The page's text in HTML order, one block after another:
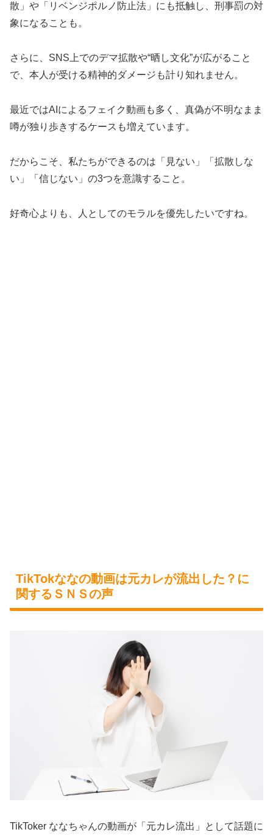
散」や「リベンジポルノ防止法」にも抵触し、刑事罰の対
象になることも。
さらに、SNS上でのデマ拡散や“晒し文化”が広がること
で、本人が受ける精神的ダメージも計り知れません。
最近ではAIによるフェイク動画も多く、真偽が不明なまま
噂が独り歩きするケースも増えています。
だからこそ、私たちができるのは「見ない」「拡散しな
い」「信じない」の3つを意識すること。
好奇心よりも、人としてのモラルを優先したいですね。
TikTokななの動画は元カレが流出した？に
関するＳＮＳの声
TikToker ななちゃんの動画が「元カレ流出」として話題に